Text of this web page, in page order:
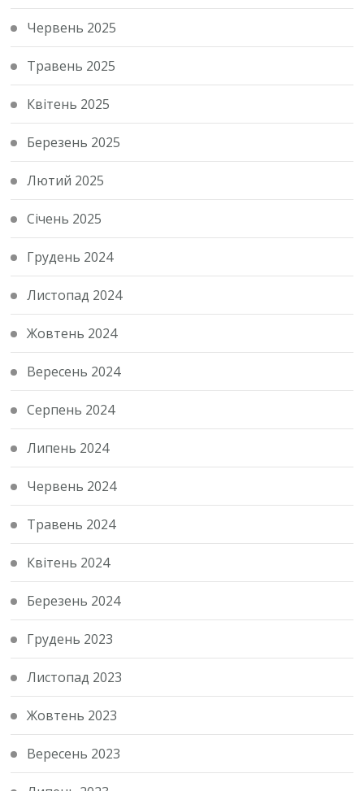
Червень 2025
Травень 2025
Квітень 2025
Березень 2025
Лютий 2025
Січень 2025
Грудень 2024
Листопад 2024
Жовтень 2024
Вересень 2024
Серпень 2024
Липень 2024
Червень 2024
Травень 2024
Квітень 2024
Березень 2024
Грудень 2023
Листопад 2023
Жовтень 2023
Вересень 2023